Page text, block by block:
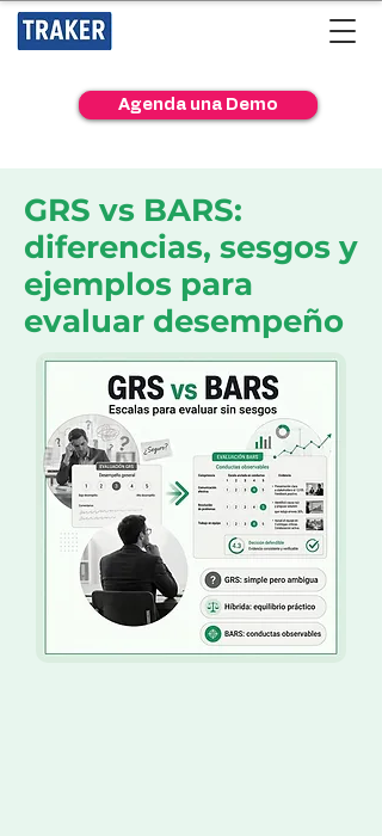
Agenda una Demo
GRS vs BARS:
diferencias, sesgos y
ejemplos para
evaluar desempeño